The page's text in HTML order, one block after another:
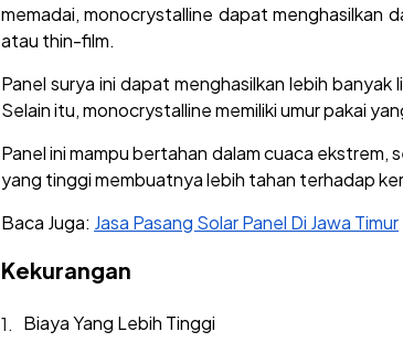
memadai, monocrystalline dapat menghasilkan
atau thin-film.
Panel surya ini dapat menghasilkan lebih
Selain itu, monocrystalline memiliki umur pakai
Panel ini mampu bertahan dalam cuaca
yang tinggi membuatnya lebih tahan terhadap
Baca Juga: Jasa Pasang Solar Panel Di Jawa Timur
Kekurangan
Biaya Yang Lebih Tinggi